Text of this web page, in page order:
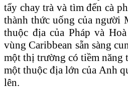
tẩy chay trà và tìm đến cà
thành thức uống của người
thuộc địa của Pháp và
vùng Caribbean sẵn sàng
một thị trường có tiềm năng
một thuộc địa lớn của Anh
lên.